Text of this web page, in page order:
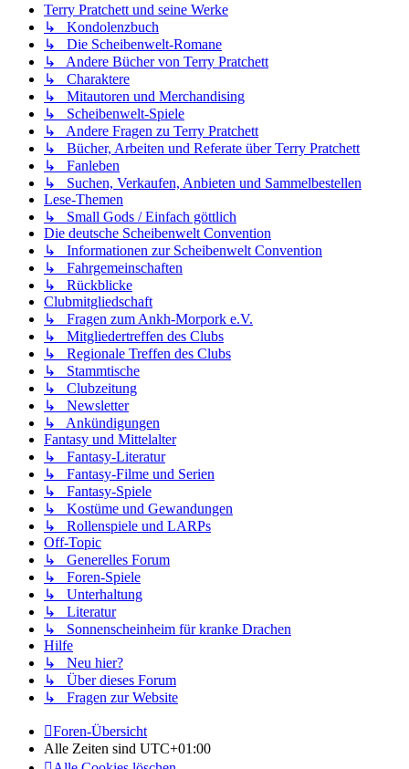
Terry Pratchett und seine Werke
↳ Kondolenzbuch
↳ Die Scheibenwelt-Romane
↳ Andere Bücher von Terry Pratchett
↳ Charaktere
↳ Mitautoren und Merchandising
↳ Scheibenwelt-Spiele
↳ Andere Fragen zu Terry Pratchett
↳ Bücher, Arbeiten und Referate über Terry Pratchett
↳ Fanleben
↳ Suchen, Verkaufen, Anbieten und Sammelbestellen
Lese-Themen
↳ Small Gods / Einfach göttlich
Die deutsche Scheibenwelt Convention
↳ Informationen zur Scheibenwelt Convention
↳ Fahrgemeinschaften
↳ Rückblicke
Clubmitgliedschaft
↳ Fragen zum Ankh-Morpork e.V.
↳ Mitgliedertreffen des Clubs
↳ Regionale Treffen des Clubs
↳ Stammtische
↳ Clubzeitung
↳ Newsletter
↳ Ankündigungen
Fantasy und Mittelalter
↳ Fantasy-Literatur
↳ Fantasy-Filme und Serien
↳ Fantasy-Spiele
↳ Kostüme und Gewandungen
↳ Rollenspiele und LARPs
Off-Topic
↳ Generelles Forum
↳ Foren-Spiele
↳ Unterhaltung
↳ Literatur
↳ Sonnenscheinheim für kranke Drachen
Hilfe
↳ Neu hier?
↳ Über dieses Forum
↳ Fragen zur Website
Foren-Übersicht
Alle Zeiten sind UTC+01:00